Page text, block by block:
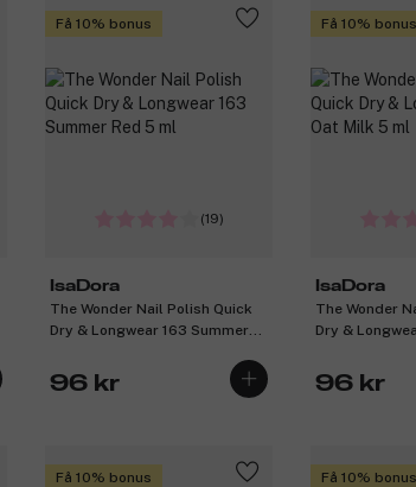
Få 10% bonus
(19)
IsaDora
The Wonder Nail Polish Quick
Dry & Longwear 163 Summer
96 kr
Få 10% bonus
IsaDora
The Wonder
Dry &
96 kr
Få 10% bonus Få 10% bonus